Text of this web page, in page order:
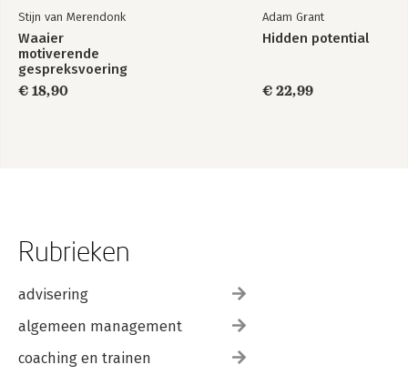
Stijn van Merendonk
Waaier
motiverende
gespreksvoering
€ 18,90
Adam Grant
Hidden potential
€ 22,99
Rubrieken
advisering
algemeen management
coaching en trainen